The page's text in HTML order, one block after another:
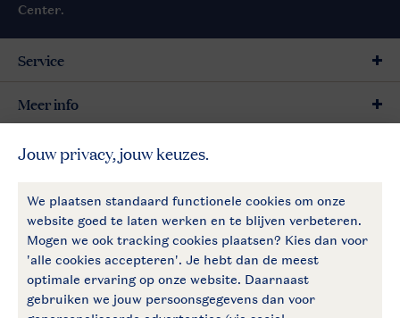
Center.
Follow Us
facebookinstagram
Service
Meer info
Meer Landal